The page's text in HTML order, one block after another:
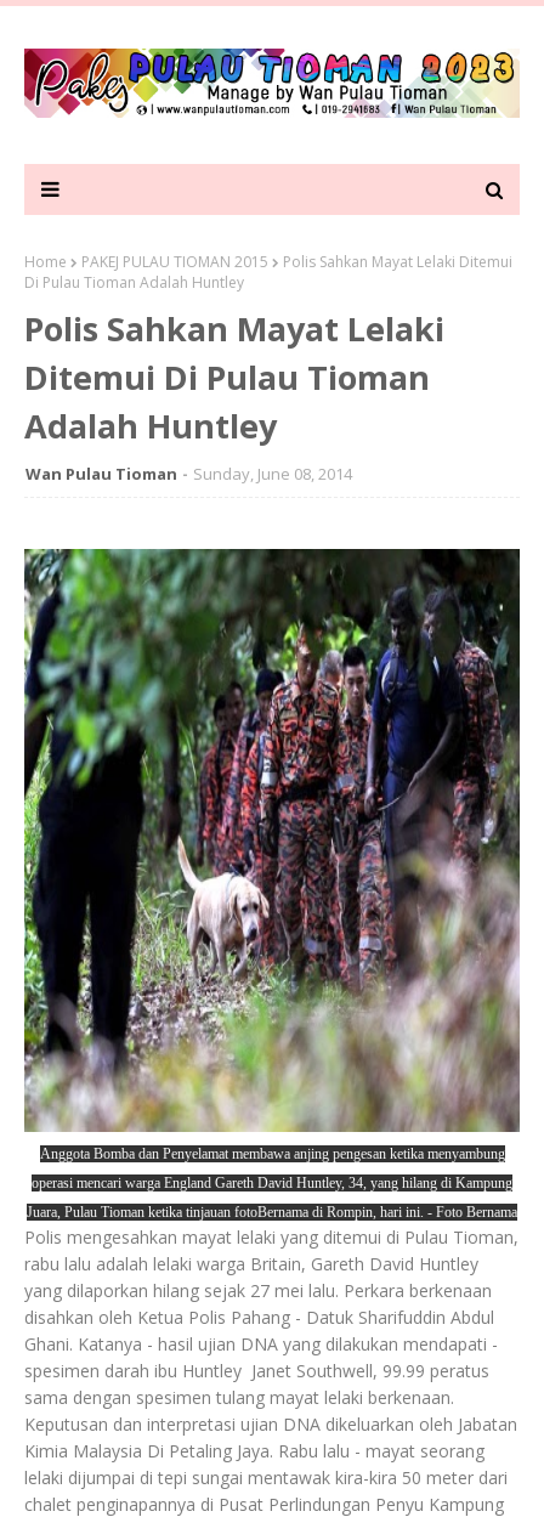
Home PAKEJ PULAU TIOMAN 2015
Polis Sahkan Mayat Lelaki Ditemui
Di Pulau Tioman Adalah Huntley
Polis Sahkan Mayat Lelaki
Ditemui Di Pulau Tioman
Adalah Huntley
Wan Pulau Tioman Sunday, June 08, 2014
Anggota Bomba dan Penyelamat membawa anjing pengesan ketika menyambung
operasi mencari warga England Gareth David Huntley, 34, yang hilang di Kampung
Juara, Pulau Tioman ketika tinjauan fotoBernama di Rompin, hari ini. - Foto Bernama
Polis mengesahkan mayat lelaki yang ditemui di Pulau Tioman,
rabu lalu adalah lelaki warga Britain, Gareth David Huntley
yang dilaporkan hilang sejak 27 mei lalu. Perkara berkenaan
disahkan oleh Ketua Polis Pahang - Datuk Sharifuddin Abdul
Ghani. Katanya - hasil ujian DNA yang dilakukan mendapati -
spesimen darah ibu Huntley Janet Southwell, 99.99 peratus
sama dengan spesimen tulang mayat lelaki berkenaan.
Keputusan dan interpretasi ujian DNA dikeluarkan oleh Jabatan
Kimia Malaysia Di Petaling Jaya. Rabu lalu - mayat seorang
lelaki dijumpai di tepi sungai mentawak kira-kira 50 meter dari
chalet penginapannya di Pusat Perlindungan Penyu Kampung